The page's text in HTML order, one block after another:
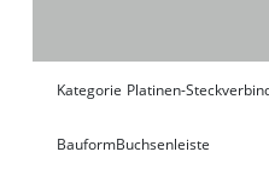
Kategorie Platinen-
BauformBuchsenleiste